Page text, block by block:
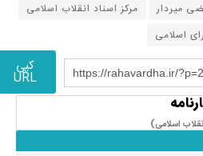
میردار
مرکز اسناد انقلاب اسلامی
اسلامی
https://rahavardha.ir/ کپی
URL
اسلامی​)